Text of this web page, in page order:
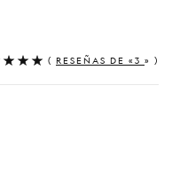
( RESEÑAS DE «3 » )